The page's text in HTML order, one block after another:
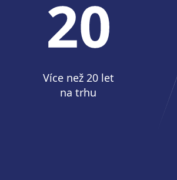
Více než 20 let
na trhu